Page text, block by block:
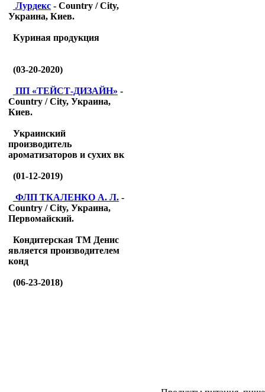
Лурдекс - Country / City,
Украина, Киев.
Куриная продукция
(03-20-2020)
ПП «ТЕЙСТ-ДИЗАЙН» -
Country / City, Украина,
Киев.
Украинский
производитель
ароматизаторов и сухих вк
(01-12-2019)
ФЛП ТКАЛЕНКО А. Л. -
Country / City, Украина,
Первомайский.
Кондитерская ТМ Денис
является производителем
конд
(06-23-2018)